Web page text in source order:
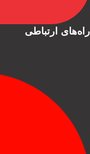
راه‌های ارتباطی